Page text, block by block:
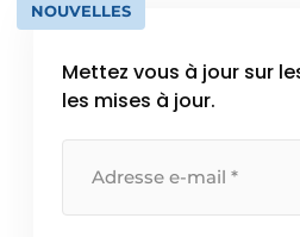
NOUVELLES
Mettez vous à jour sur
les mises à jour.